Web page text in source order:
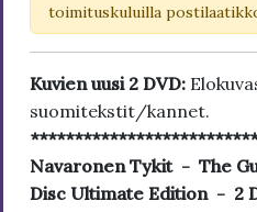
toimituskuluilla
Kuvien uusi 2 DVD:
suomitekstit/kannet.
Navaronen Tykit - The
Disc Ultimate Edition - 2